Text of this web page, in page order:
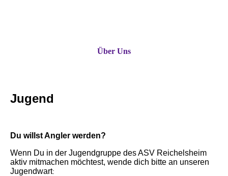
Über Uns
Jugend
Du willst Angler werden?
Wenn Du in der Jugendgruppe des ASV Reichelsheim
aktiv mitmachen möchtest, wende dich bitte an unseren
Jugendwart: